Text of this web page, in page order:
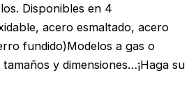
Disponibles en 4
acero esmaltado, acero
fundido)Modelos a gas o
y dimensiones…¡Haga su